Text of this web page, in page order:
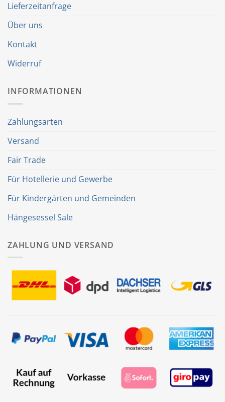
Lieferzeitanfrage
Über uns
Kontakt
Widerruf
INFORMATIONEN
Zahlungsarten
Versand
Fair Trade
Für Hotellerie und Gewerbe
Für Kindergärten und Gemeinden
Hängesessel Sale
ZAHLUNG UND VERSAND